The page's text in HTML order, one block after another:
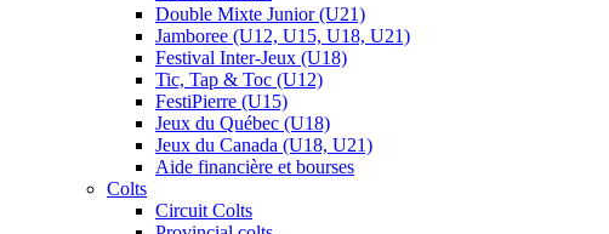
Double Mixte Junior (U21)
Jamboree (U12, U15, U18, U21)
Festival Inter-Jeux (U18)
Tic, Tap & Toc (U12)
FestiPierre (U15)
Jeux du Québec (U18)
Jeux du Canada (U18, U21)
Aide financière et bourses
Colts
Circuit Colts